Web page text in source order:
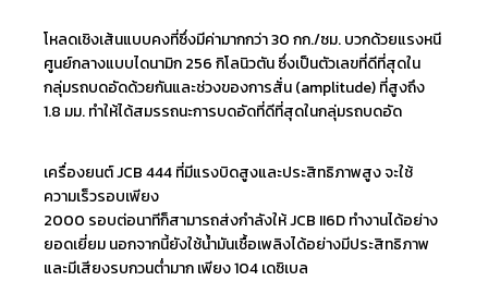
โหลดเชิงเส้นแบบคงที่ซึ่งมีค่ามากกว่า 30 กก./ซม. บวกด้วยแรงหนี
ศูนย์กลางแบบไดนามิก 256 กิโลนิวตัน ซึ่งเป็นตัวเลขที่ดีที่สุดใน
กลุ่มรถบดอัดด้วยกันและช่วงของการสั่น (amplitude) ที่สูงถึง
1.8 มม. ทำให้ได้สมรรถนะการบดอัดที่ดีที่สุดในกลุ่มรถบดอัด
เครื่องยนต์ JCB 444 ที่มีแรงบิดสูงและประสิทธิภาพสูง จะใช้
ความเร็วรอบเพียง
2000 รอบต่อนาทีก็สามารถส่งกำลังให้ JCB II6D ทำงานได้อย่าง
ยอดเยี่ยม นอกจากนี้ยังใช้น้ำมันเชื้อเพลิงได้อย่างมีประสิทธิภาพ
และมีเสียงรบกวนต่ำมาก เพียง 104 เดซิเบล